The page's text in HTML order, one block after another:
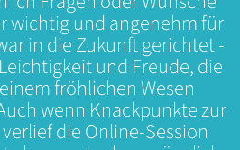
wichtig und angenehm für
in die Zukunft gerichtet -
und Freude, die
fröhlichen Wesen
wenn Knackpunkte zur
die Online-Session